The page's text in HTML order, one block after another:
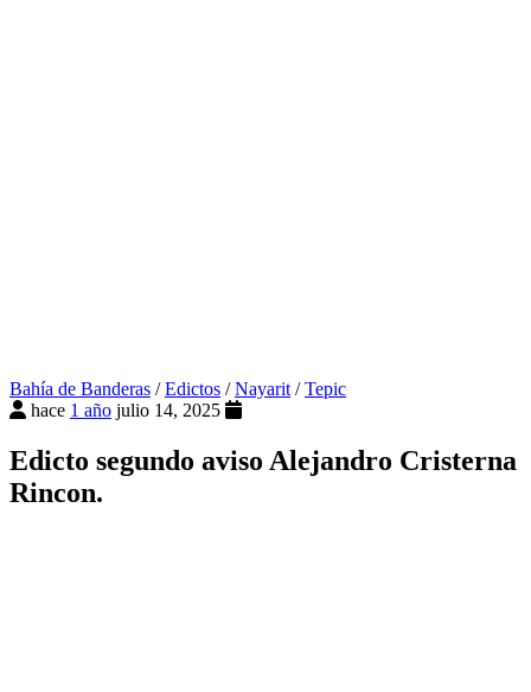
Bahía de Banderas /Edictos /Nayarit/Tepic
hace 1 año julio 14, 2025
Edicto segundo aviso Alejandro Cristerna
Rincon.